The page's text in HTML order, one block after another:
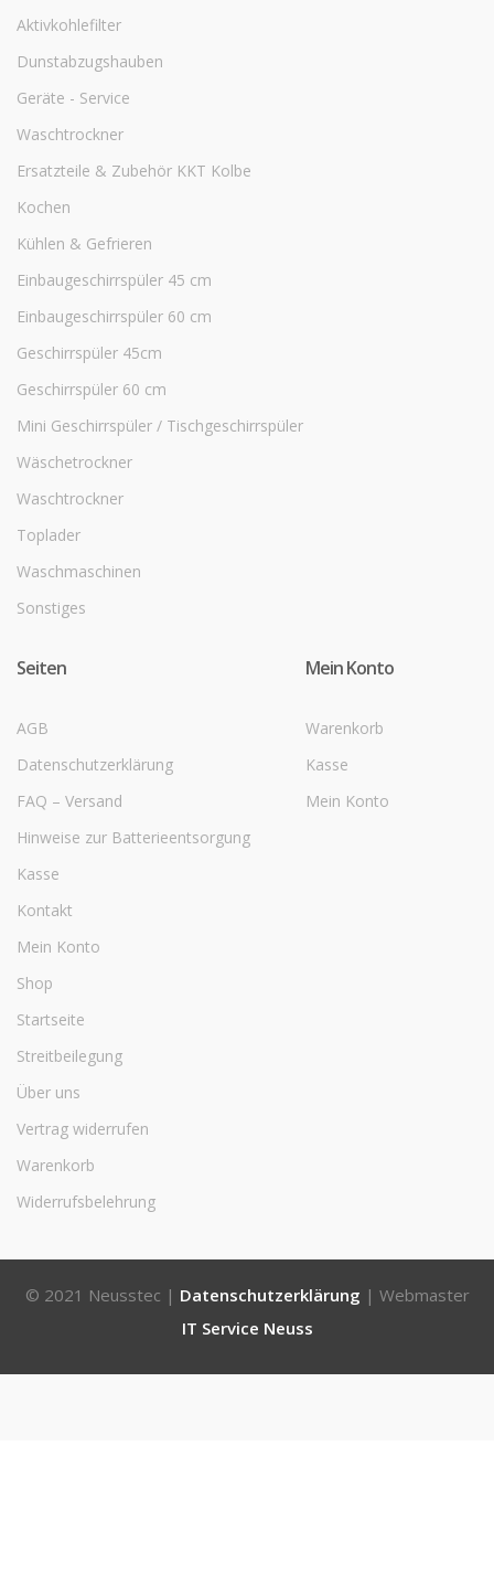
Aktivkohlefilter
Dunstabzugshauben
Geräte - Service
Waschtrockner
Ersatzteile & Zubehör KKT Kolbe
Kochen
Kühlen & Gefrieren
Einbaugeschirrspüler 45 cm
Einbaugeschirrspüler 60 cm
Geschirrspüler 45cm
Geschirrspüler 60 cm
Mini Geschirrspüler / Tischgeschirrspüler
Wäschetrockner
Waschtrockner
Toplader
Waschmaschinen
Sonstiges
Seiten
AGB
Datenschutzerklärung
FAQ – Versand
Hinweise zur Batterieentsorgung
Kasse
Kontakt
Mein Konto
Shop
Startseite
Streitbeilegung
Über uns
Vertrag widerrufen
Warenkorb
Widerrufsbelehrung
Mein Konto
Warenkorb
Kasse
Mein Konto
© 2021 Neusstec | Datenschutzerklärung | Webmaster
IT Service Neuss